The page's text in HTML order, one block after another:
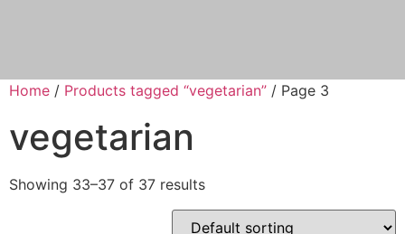
Home / Products tagged “vegetarian” / Page 3
vegetarian
Showing 33–37 of 37 results